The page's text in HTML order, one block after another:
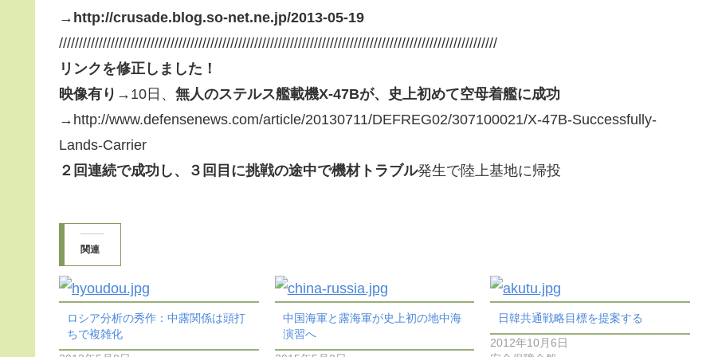
→http://crusade.blog.so-net.ne.jp/2013-05-19
//////////////////////////////////////////////////////////////////////////////////////////////////////////////
リンクを修正しました！
映像有り →10日、 無人のステルス艦載機X-47Bが、史上初めて空母着艦に成功
→http://www.defensenews.com/article/20130711/DEFREG02/307100021/X-47B-Successfully-
Lands-Carrier
２回連続で成功し、３回目に挑戦の途中で機材トラブル発生で陸上基地に帰投
関連
ロシア分析の秀作：中露関係は頭打
ちで複雑化
中国海軍と露海軍が史上初の地中海
演習へ
日韓共通戦略目標を提案する
2012年10月6日